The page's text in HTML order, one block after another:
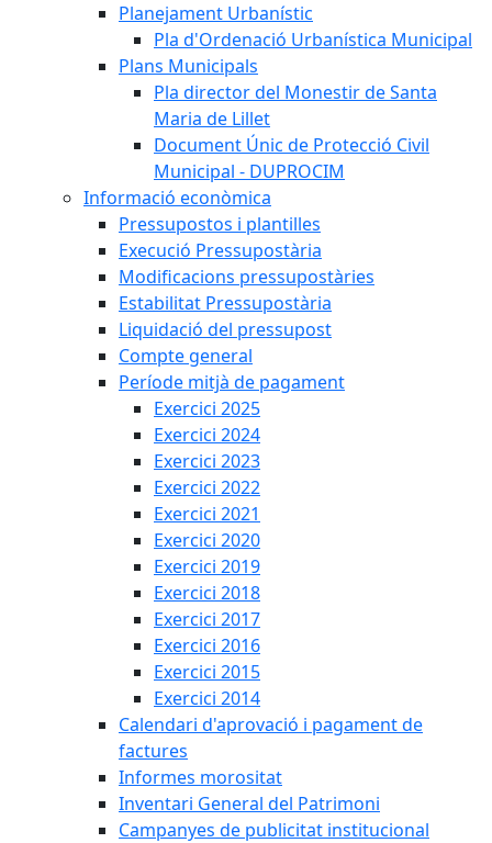
Planejament Urbanístic
Pla d'Ordenació Urbanística Municipal
Plans Municipals
Pla director del Monestir de Santa
Maria de Lillet
Document Únic de Protecció Civil
Municipal - DUPROCIM
Informació econòmica
Pressupostos i plantilles
Execució Pressupostària
Modificacions pressupostàries
Estabilitat Pressupostària
Liquidació del pressupost
Compte general
Període mitjà de pagament
Exercici 2025
Exercici 2024
Exercici 2023
Exercici 2022
Exercici 2021
Exercici 2020
Exercici 2019
Exercici 2018
Exercici 2017
Exercici 2016
Exercici 2015
Exercici 2014
Calendari d'aprovació i pagament de
factures
Informes morositat
Inventari General del Patrimoni
Campanyes de publicitat institucional